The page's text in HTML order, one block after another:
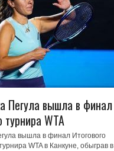
Пегула вышла в финал
турнира WTA
вышла в финал Итогового
WTA в Канкуне, обыграв в